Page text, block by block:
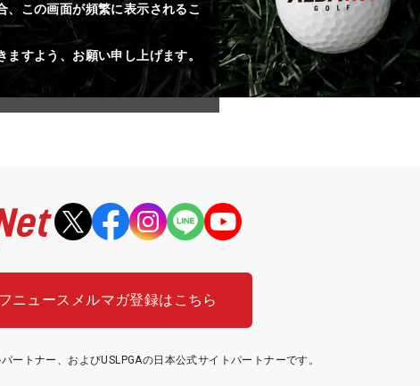
この画面が頻繁に表示されるこ
すよう、お願い申し上げます。
ニュース メルマガ登録はこちら
ートナー、およびUSLPGAの日本公式サイトパートナーです。